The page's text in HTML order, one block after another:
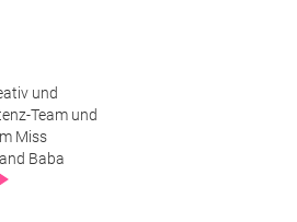
und
Team und
Miss
Baba